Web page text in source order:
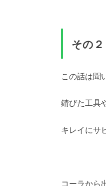
その
この話は聞
錆びた工具
キレイにサ
コーラから